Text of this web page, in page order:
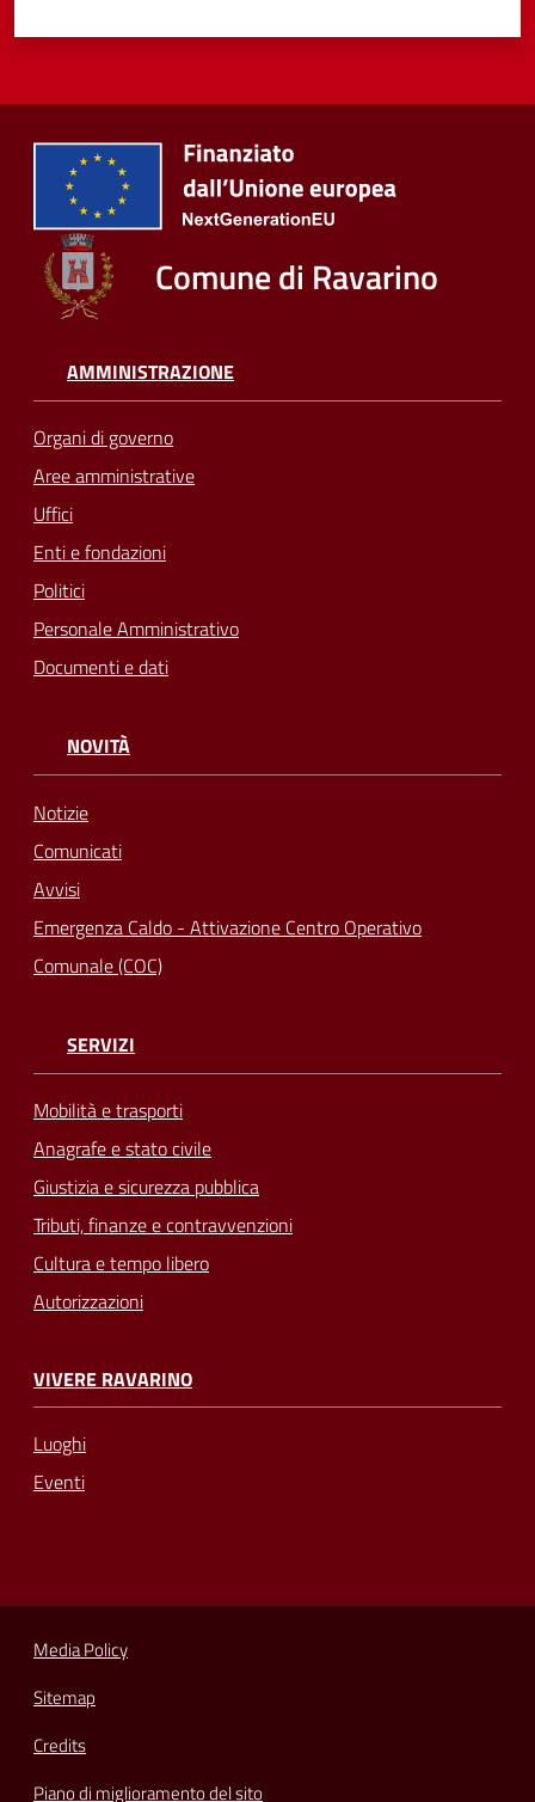
Comune di Ravarino
AMMINISTRAZIONE
Organi di governo
Aree amministrative
Uffici
Enti e fondazioni
Politici
Personale Amministrativo
Documenti e dati
NOVITÀ
Notizie
Comunicati
Avvisi
Emergenza Caldo - Attivazione Centro Operativo
Comunale (COC)
SERVIZI
Mobilità e trasporti
Anagrafe e stato civile
Giustizia e sicurezza pubblica
Tributi, finanze e contravvenzioni
Cultura e tempo libero
Autorizzazioni
VIVERE RAVARINO
Luoghi
Eventi
Media Policy
Sitemap
Credits
Piano di miglioramento del sito